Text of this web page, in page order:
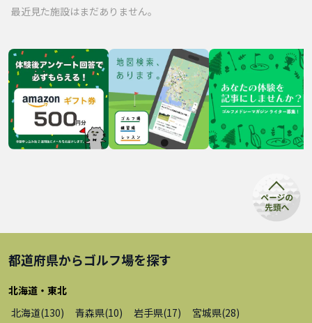
最近見た施設はまだありません。
都道府県からゴルフ場を探す
北海道・東北
北海道(130) 青森県(10) 岩手県(17) 宮城県(28)